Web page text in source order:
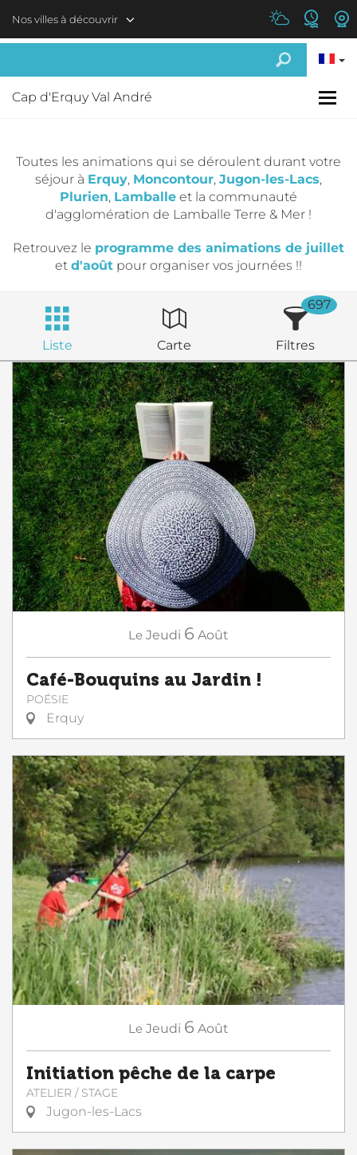
Nos villes à découvrir
Cap d'Erquy Val André
Toutes les animations qui se déroulent durant votre
séjour à Erquy, Moncontour, Jugon-les-Lacs,
Plurien, Lamballe et la communauté
d'agglomération de Lamballe Terre & Mer !
Retrouvez le programme des animations de juillet
et d'août pour organiser vos journées !!
Liste Carte Filtres
697
Le Jeudi 6 Août
Café-Bouquins au Jardin !
POÉSIE
Erquy
Le Jeudi 6 Août
Initiation pêche de la carpe
ATELIER / STAGE
Jugon-les-Lacs